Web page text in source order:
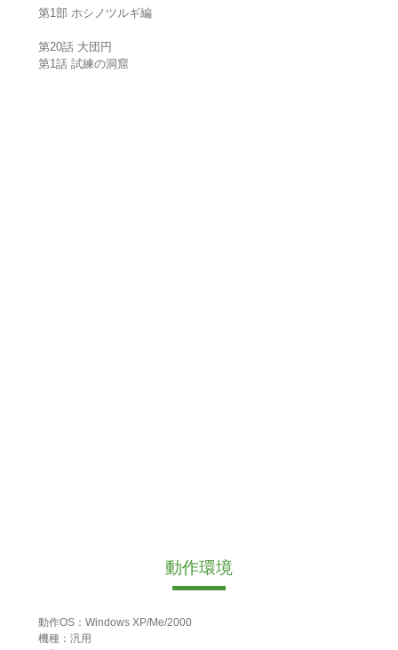
第1部 ホシノツルギ編
第20話 大団円
第1話 試練の洞窟
動作環境
動作OS：Windows XP/Me/2000
機種：汎用